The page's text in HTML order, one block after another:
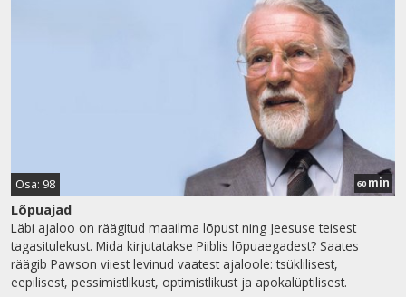
Osa: 98 60 min
Lõpuajad
Läbi ajaloo on räägitud maailma lõpust ning Jeesuse teisest
tagasitulekust. Mida kirjutatakse Piiblis lõpuaegadest? Saates
räägib Pawson viiest levinud vaatest ajaloole: tsüklilisest,
eepilisest, pessimistlikust, optimistlikust ja apokalüptilisest.